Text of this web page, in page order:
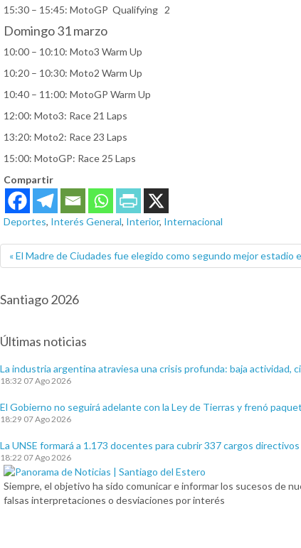
15:30 – 15:45: MotoGP Qualifying 2
Domingo 31 marzo
10:00 – 10:10: Moto3 Warm Up
10:20 – 10:30: Moto2 Warm Up
10:40 – 11:00: MotoGP Warm Up
12:00: Moto3: Race 21 Laps
13:20: Moto2: Race 23 Laps
15:00: MotoGP: Race 25 Laps
Compartir
Deportes, Interés General, Interior, Internacional
« El Madre de Ciudades fue elegido como segundo mejor estadio
Santiago 2026
Últimas noticias
La industria argentina atraviesa una crisis profunda: baja actividad,
18:32 07 Ago 2026
El Gobierno no seguirá adelante con la Ley de Tierras y frenó
18:29 07 Ago 2026
La UNSE formará a 1.173 docentes para cubrir 337 cargos
18:22 07 Ago 2026
Siempre, el objetivo ha sido comunicar e informar los sucesos de
falsas interpretaciones o desviaciones por interés